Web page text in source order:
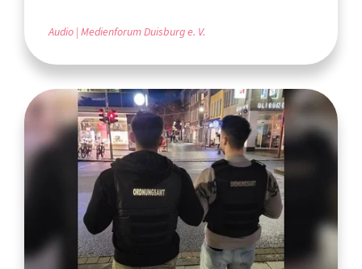
Audio Medienforum Duisburg e. V.